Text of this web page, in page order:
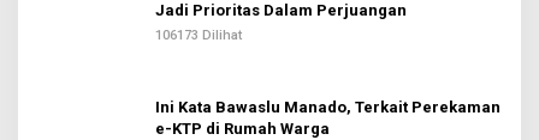
Jadi Prioritas Dalam Perjuangan
106173 Dilihat
Ini Kata Bawaslu Manado, Terkait Perekaman
e-KTP di Rumah Warga